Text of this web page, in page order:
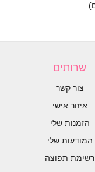
שרותים
צור קשר
איזור אישי
הזמנות שלי
המודעות שלי
רשימת תפוצה